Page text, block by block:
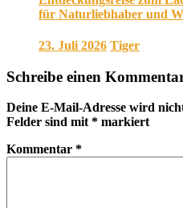
für Naturliebhaber und
23. Juli 2026 Tiger
Schreibe einen
Deine E-Mail-Adresse wird
Felder sind mit * markiert
Kommentar *